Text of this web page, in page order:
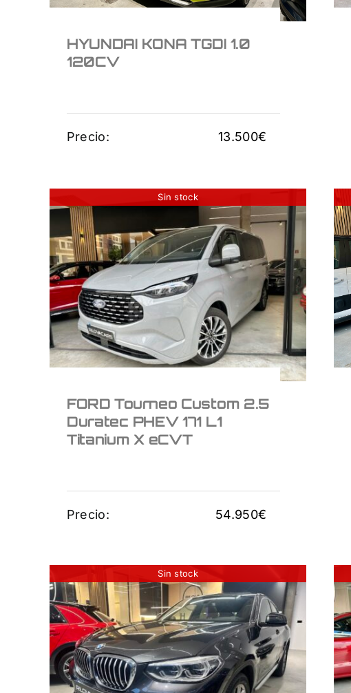
HYUNDAI KONA TGDI 1.0
120CV
Precio: 13.500€
Sin stock
FORD Tourneo Custom
2.5 Duratec PHEV 171
L1 Titanium X eCVT
54.950€
FORD Tourneo Custom 2.5
Duratec PHEV 171 L1
Titanium X eCVT
Precio: 54.950€
Sin stock
BMW X4 2.0i
34.950€